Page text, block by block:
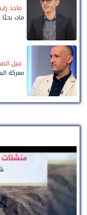
ماجد
مات
نبيل
معركة